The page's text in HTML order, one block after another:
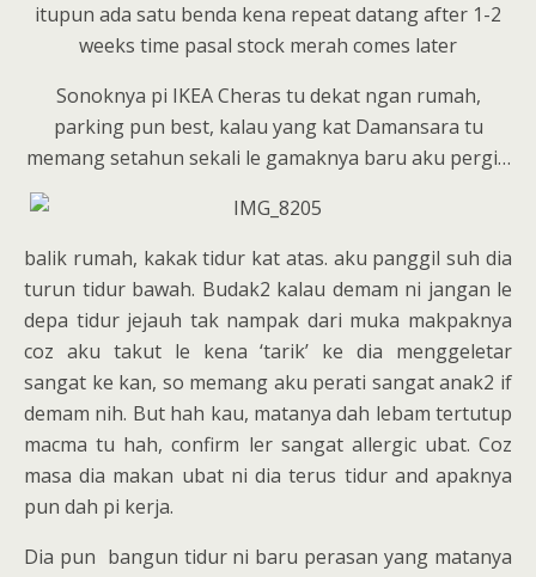
itupun ada satu benda kena repeat datang after 1-2
weeks time pasal stock merah comes later
Sonoknya pi IKEA Cheras tu dekat ngan rumah,
parking pun best, kalau yang kat Damansara tu
memang setahun sekali le gamaknya baru aku pergi…
balik rumah, kakak tidur kat atas. aku panggil suh dia
turun tidur bawah. Budak2 kalau demam ni jangan le
depa tidur jejauh tak nampak dari muka makpaknya
coz aku takut le kena ‘tarik’ ke dia menggeletar
sangat ke kan, so memang aku perati sangat anak2 if
demam nih. But hah kau, matanya dah lebam tertutup
macma tu hah, confirm ler sangat allergic ubat. Coz
masa dia makan ubat ni dia terus tidur and apaknya
pun dah pi kerja.
Dia pun bangun tidur ni baru perasan yang matanya